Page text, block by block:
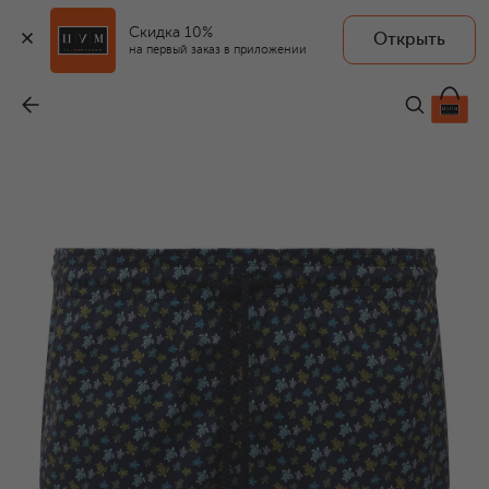
Скидка 10%
на первый заказ в приложении
Открыть
29 750 ₽